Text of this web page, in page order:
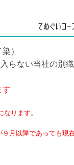
てぬぐいコー
）
らない当社の別
す
ります。
月以降であっても現